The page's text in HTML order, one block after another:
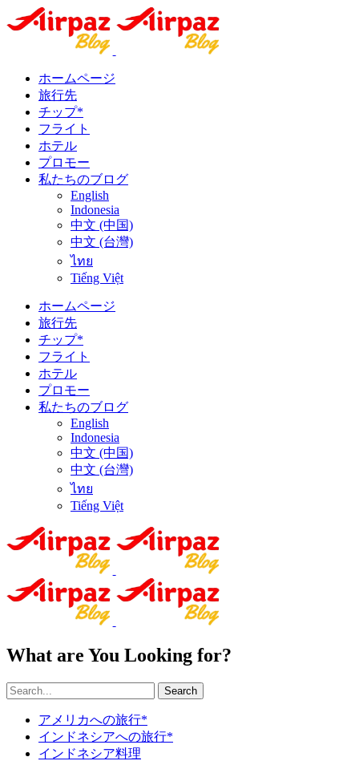
ホームページ
旅行先
チップ*
フライト
ホテル
プロモー
私たちのブログ
English
Indonesia
中文 (中国)
中文 (台灣)
ไทย
Tiếng Việt
ホームページ
旅行先
チップ*
フライト
ホテル
プロモー
私たちのブログ
English
Indonesia
中文 (中国)
中文 (台灣)
ไทย
Tiếng Việt
What are You Looking for?
Search
アメリカへの旅行*
インドネシアへの旅行*
インドネシア料理